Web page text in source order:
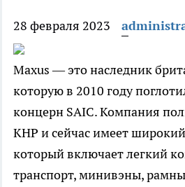
28 февраля 2023
Maxus — это наследник
которую в 2010 году
концерн SAIC. Компания
КНР и сейчас имеет
который включает легкий
транспорт, минивэны,